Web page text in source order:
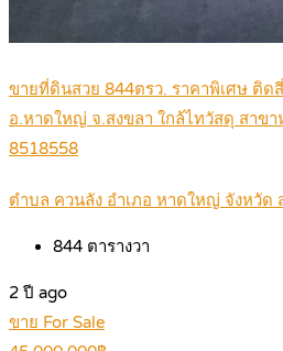
ขายที่ดินสวย 844ตรว. ราคาพิเศษ ติด
อ.หาดใหญ่ จ.สงขลา ใกล้ไทวัสดุ สาข
8518558
ตำบล ควนลัง อำเภอ หาดใหญ่ จังหวัด
844 ตารางวา
2 ปี ago
ขาย For Sale